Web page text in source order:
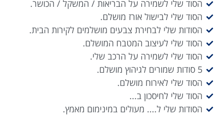
הסוד שלי לשמירה על הבריאות / המשקל / הכושר.
הסוד שלי לבישול אורז מושלם.
הסודות שלי לבחירת צבעים מושלמים לקירות הבית.
הסוד שלי לעיצוב המטבח המושלם.
הסוד שלי לשמירה על הרכב שלי.
5 סודות שמורים לגיהוץ מושלם.
הסוד שלי לאירוח מושלם.
הסוד שלי לחיסכון ב...
הסודות שלי ל.... מעולים במינימום מאמץ.